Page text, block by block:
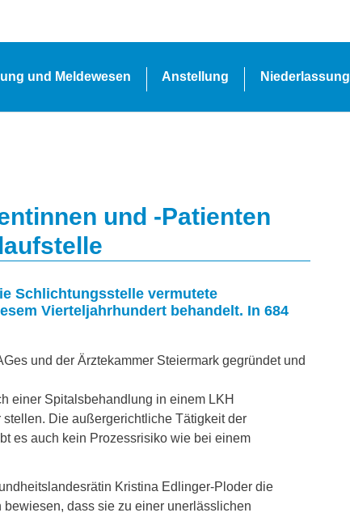
und Meldewesen Anstellung Niederlassung
und -Patienten
Schlichtungsstelle vermutete
Vierteljahrhundert behandelt. In 684
und der Ärztekammer Steiermark gegründet und
einer Spitalsbehandlung in einem LKH
Die außergerichtliche Tätigkeit der
es auch kein Prozessrisiko wie bei einem
Kristina Edlinger-Ploder die
dass sie zu einer unerlässlichen